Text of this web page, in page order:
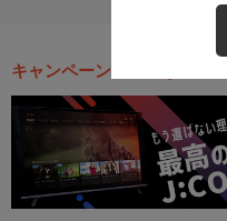
キャンペーン・お得な情報